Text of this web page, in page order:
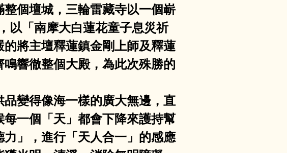
個壇城，三輪雷藏寺以一個嶄
以「南摩大白蓮花童子息災祈
將主壇釋蓮鎮金剛上師及釋蓮
響徹整個大殿，為此次殊勝的
變得像海一樣的廣大無邊，直
一個「天」都會下降來護持幫
」，進行「天人合一」的感應